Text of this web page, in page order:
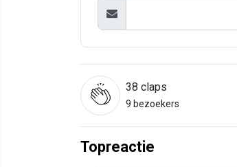
38 claps
9 bezoekers
Topreactie